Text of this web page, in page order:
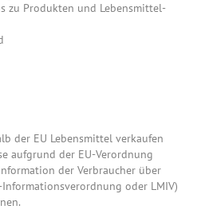
zu Produkten und Lebensmittel-
der EU Lebensmittel verkaufen
aufgrund der EU-Verordnung
der Verbraucher über
oder LMIV)